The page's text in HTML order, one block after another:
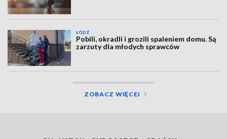
ŁÓDŹ
Pobili, okradli i grozili spaleniem domu. Są
zarzuty dla młodych sprawców
ZOBACZ WIĘCEJ